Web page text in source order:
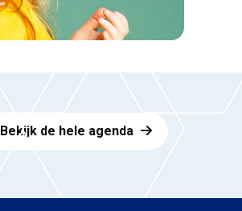
Bekijk de hele agenda